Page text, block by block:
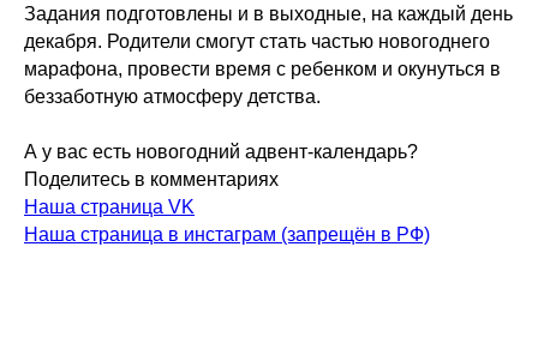
Задания подготовлены и в выходные, на каждый день
декабря. Родители смогут стать частью новогоднего
марафона, провести время с ребенком и окунуться в
беззаботную атмосферу детства.
А у вас есть новогодний адвент-календарь?
Поделитесь в комментариях
Наша страница VK
Наша страница в инстаграм (запрещён в РФ)